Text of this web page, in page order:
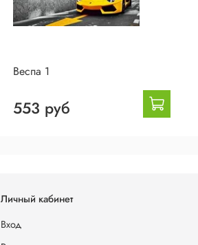
Веспа 1
553 руб
Личный кабинет
Вход